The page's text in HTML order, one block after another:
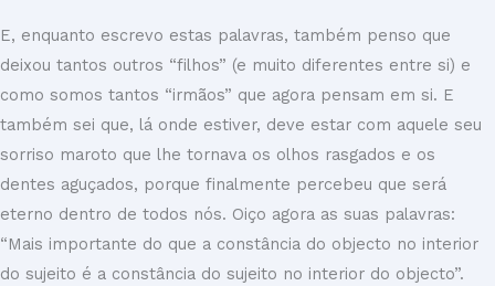
E, enquanto escrevo estas palavras, também penso que
deixou tantos outros “filhos” (e muito diferentes entre si) e
como somos tantos “irmãos” que agora pensam em si. E
também sei que, lá onde estiver, deve estar com aquele seu
sorriso maroto que lhe tornava os olhos rasgados e os
dentes aguçados, porque finalmente percebeu que será
eterno dentro de todos nós. Oiço agora as suas palavras:
“Mais importante do que a constância do objecto no interior
do sujeito é a constância do sujeito no interior do objecto”.